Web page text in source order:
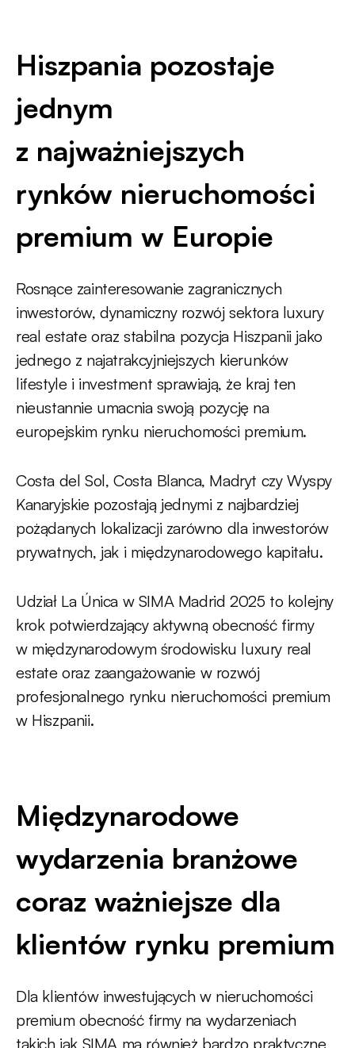
Hiszpania pozostaje
jednym
z najważniejszych
rynków nieruchomości
premium w Europie
Rosnące zainteresowanie zagranicznych
inwestorów, dynamiczny rozwój sektora luxury
real estate oraz stabilna pozycja Hiszpanii jako
jednego z najatrakcyjniejszych kierunków
lifestyle i investment sprawiają, że kraj ten
nieustannie umacnia swoją pozycję na
europejskim rynku nieruchomości premium.
Costa del Sol, Costa Blanca, Madryt czy Wyspy
Kanaryjskie pozostają jednymi z najbardziej
pożądanych lokalizacji zarówno dla inwestorów
prywatnych, jak i międzynarodowego kapitału.
Udział La Única w SIMA Madrid 2025 to kolejny
krok potwierdzający aktywną obecność firmy
w międzynarodowym środowisku luxury real
estate oraz zaangażowanie w rozwój
profesjonalnego rynku nieruchomości premium
w Hiszpanii.
Międzynarodowe
wydarzenia branżowe
coraz ważniejsze dla
klientów rynku premium
Dla klientów inwestujących w nieruchomości
premium obecność firmy na wydarzeniach
takich jak SIMA ma również bardzo praktyczne